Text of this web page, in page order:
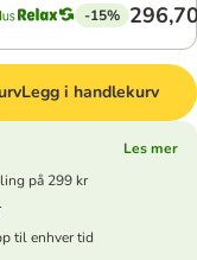
-15%
Legg i handlekurv
Les mer
på 299 kr
til enhver tid